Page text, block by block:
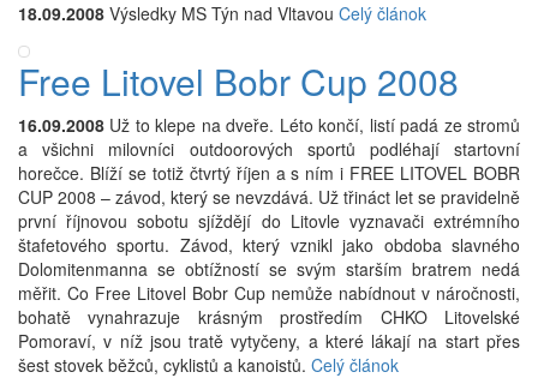
18.09.2008 Výsledky MS Týn nad Vltavou Celý článok
Free Litovel Bobr Cup 2008
16.09.2008 Už to klepe na dveře. Léto končí, listí padá ze stromů
a všichni milovníci outdoorových sportů podléhají startovní
horečce. Blíží se totiž čtvrtý říjen a s ním i FREE LITOVEL BOBR
CUP 2008 – závod, který se nevzdává. Už třináct let se pravidelně
první říjnovou sobotu sjíždějí do Litovle vyznavači extrémního
štafetového sportu. Závod, který vznikl jako obdoba slavného
Dolomitenmanna se obtížností se svým starším bratrem nedá
měřit. Co Free Litovel Bobr Cup nemůže nabídnout v náročnosti,
bohatě vynahrazuje krásným prostředím CHKO Litovelské
Pomoraví, v níž jsou tratě vytyčeny, a které lákají na start přes
šest stovek běžců, cyklistů a kanoistů. Celý článok